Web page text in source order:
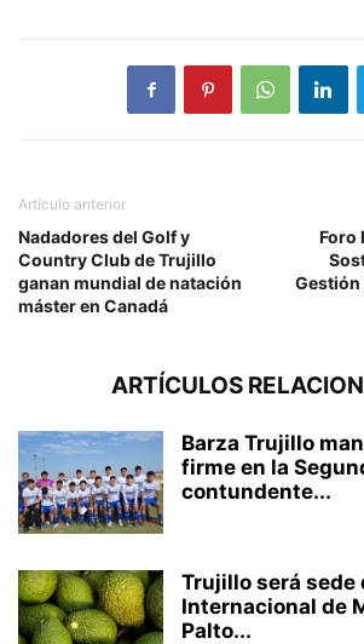
Artículo anterior
Nadadores del Golf y
Country Club de Trujillo
ganan mundial de natación
máster en Canadá
Foro
Gestión
ARTÍCULOS
Barza Trujillo
firme en la
contundente...
Trujillo será sede
Internacional de
Palto...